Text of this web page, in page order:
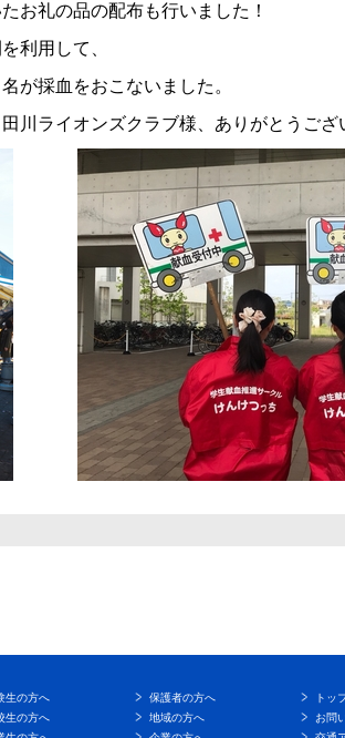
お礼の品の配布も行いました！
利用して、
が採血をおこないました。
川ライオンズクラブ様、ありがとうござ
生の方へ
生の方へ
保護者の方へ
地域の方へ
トッ
お問